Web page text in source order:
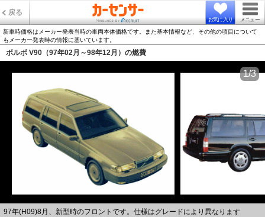
戻る
お気に入り メニュー
新車時価格はメーカー発表当時の車両本体価格です。また基本情報など、その他の項目について
もメーカー発表時の情報に基いています。
ボルボ V90（97年02月～98年12月）の燃費
97年(H09)8月、新型時のフロントです。仕様はグレードにより異なります
1/3